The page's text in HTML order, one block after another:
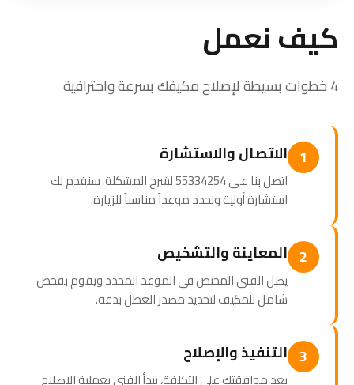
كيف نعمل
4 خطوات بسيطة لإصلاح مكيفك بسرعة واحترافية
1 الاتصال والاستشارة
اتصل بنا على 55334254 لشرح المشكلة. سنقدم لك
استشارة أولية ونحدد موعداً مناسباً للزيارة.
2 المعاينة والتشخيص
يصل الفني المختص في الموعد المحدد ويقوم بفحص
شامل للمكيف لتحديد مصدر العطل بدقة.
3 التنفيذ والإصلاح
بعد موافقتك على التكلفة، يبدأ الفني بعملية الإصلاح